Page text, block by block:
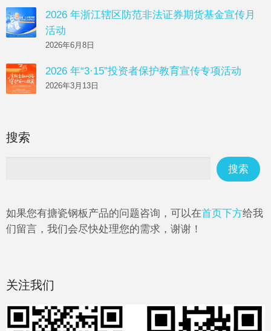
2026 年浙江辖区防范非法证券期货基金宣传月
活动
2026年6月8日
2026 年“3·15”投资者保护教育宣传专项活动
2026年3月13日
搜索
如果您有搪瓷钢板产品的问题咨询，可以在首页下方给我
们留言，我们会尽快处理您的需求，谢谢！
关注我们